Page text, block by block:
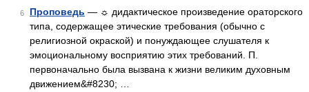
6 Проповедь — ☼ дидактическое произведение ораторского
типа, содержащее этические требования (обычно с
религиозной окраской) и понуждающее слушателя к
эмоциональному восприятию этих требований. П.
первоначально была вызвана к жизни великим духовным
движением&#8230; …